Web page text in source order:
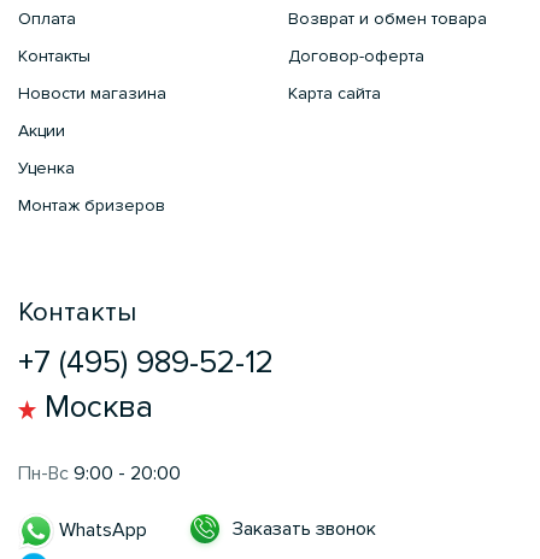
Оплата
Контакты
Новости магазина
Акции
Уценка
Монтаж бризеров
Возврат и обмен товара
Договор-оферта
Карта сайта
Контакты
+7 (495) 989-52-12
Москва
Пн-Вс 9:00 - 20:00
WhatsApp
Заказать звонок